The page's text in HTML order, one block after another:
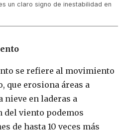
un claro signo de inestabilidad en
se refiere al movimiento
que erosiona áreas a
nieve en laderas a
del viento podemos
de hasta 10 veces más